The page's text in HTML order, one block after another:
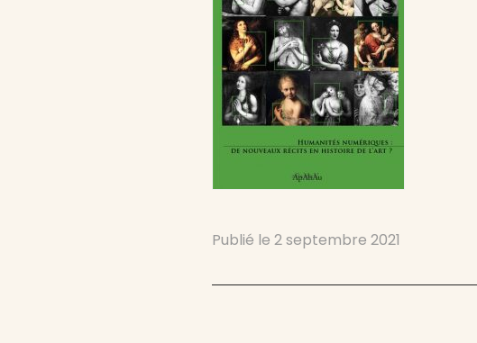
Publié le2 septembre 2021